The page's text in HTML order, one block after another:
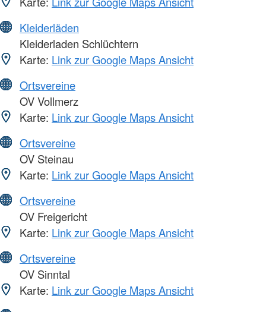
Kleiderläden
Kleiderladen Schlüchtern
Karte: Link zur Google Maps Ansicht
Ortsvereine
OV Vollmerz
Karte: Link zur Google Maps Ansicht
Ortsvereine
OV Steinau
Karte: Link zur Google Maps Ansicht
Ortsvereine
OV Freigericht
Karte: Link zur Google Maps Ansicht
Ortsvereine
OV Sinntal
Karte: Link zur Google Maps Ansicht